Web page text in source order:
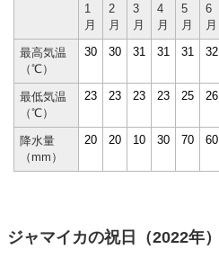
1
月
2
月
3
月
4
月
5
月
6
月
最高気温
（℃）
30 30 31 31 31 32
最低気温
（℃）
23 23 23 23 25 26
降水量
（mm）
20 20 10 30 70 60
ジャマイカの祝日（2022年）